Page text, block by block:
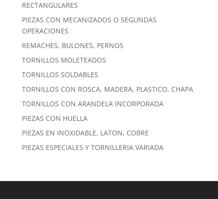
RECTANGULARES
PIEZAS CON MECANIZADOS O SEGUNDAS
OPERACIONES
REMACHES, BULONES, PERNOS
TORNILLOS MOLETEADOS
TORNILLOS SOLDABLES
TORNILLOS CON ROSCA, MADERA, PLASTICO, CHAPA
TORNILLOS CON ARANDELA INCORPORADA
PIEZAS CON HUELLA
PIEZAS EN INOXIDABLE, LATON, COBRE
PIEZAS ESPECIALES Y TORNILLERIA VARIADA